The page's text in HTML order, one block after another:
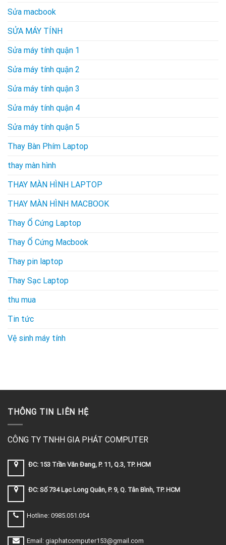
Sửa macbook
SỬA MÁY TÍNH
Sửa máy tính quận 1
Sửa máy tính quận 2
Sửa máy tính quận 3
Sửa máy tính quận 4
Sửa máy tính quận 5
Thay Bàn Phím Laptop
thay màn hình
THAY MÀN HÌNH LAPTOP
THAY MÀN HÌNH MACBOOK
Thay Ổ Cứng Laptop
Thay Ổ Cứng Macbook
Thay pin laptop
Thay Sạc Laptop
thu mua
Tin tức
Vệ sinh máy tính
THÔNG TIN LIÊN HỆ
CÔNG TY TNHH GIA PHÁT COMPUTER
ĐC: 153 Trần Văn Đang, P. 11, Q.3, TP. HCM
ĐC: Số 734 Lạc Long Quân, P. 9, Q. Tân Bình, TP. HCM
Hotline: 0985.051.054
Email: giaphatcomputer153@gmail.com